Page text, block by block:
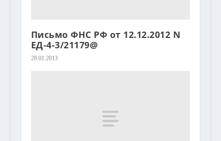
Письмо ФНС РФ от 12.12.2012 N
ЕД-4-3/21179@
28.01.2013